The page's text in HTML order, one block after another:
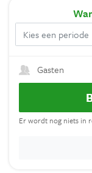
Gasten
Er wordt nog niets in